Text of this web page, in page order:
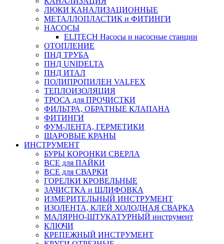
ЛЮКИ КАНАЛИЗАЦИОННЫЕ
МЕТАЛЛОПЛАСТИК и ФИТИНГИ
НАСОСЫ
ELITECH Насосы и насосные станции
ОТОПЛЕНИЕ
ПНД ТРУБА
ПНД UNIDELTA
ПНД ИТАЛ
ПОЛИПРОПИЛЕН VALFEX
ТЕПЛОИЗОЛЯЦИЯ
ТРОСА для ПРОЧИСТКИ
ФИЛЬТРА, ОБРАТНЫЕ КЛАПАНА
ФИТИНГИ
ФУМ-ЛЕНТА, ГЕРМЕТИКИ
ШАРОВЫЕ КРАНЫ
ИНСТРУМЕНТ
БУРЫ КОРОНКИ СВЕРЛА
ВСЕ для ПАЙКИ
ВСЕ для СВАРКИ
ГОРЕЛКИ КРОВЕЛЬНЫЕ
ЗАЧИСТКА и ШЛИФОВКА
ИЗМЕРИТЕЛЬНЫЙ ИНСТРУМЕНТ
ИЗОЛЕНТА, КЛЕЙ ХОЛОДНАЯ СВАРКА
МАЛЯРНО-ШТУКАТУРНЫЙ инструмент
КЛЮЧИ
КРЕПЕЖНЫЙ ИНСТРУМЕНТ